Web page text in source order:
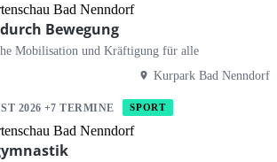
Bad Nenndorf
Bewegung
Mobilisation und Kräftigung für alle
Kurpark Bad Nenndorf
2026 +7 TERMINE SPORT
Bad Nenndorf